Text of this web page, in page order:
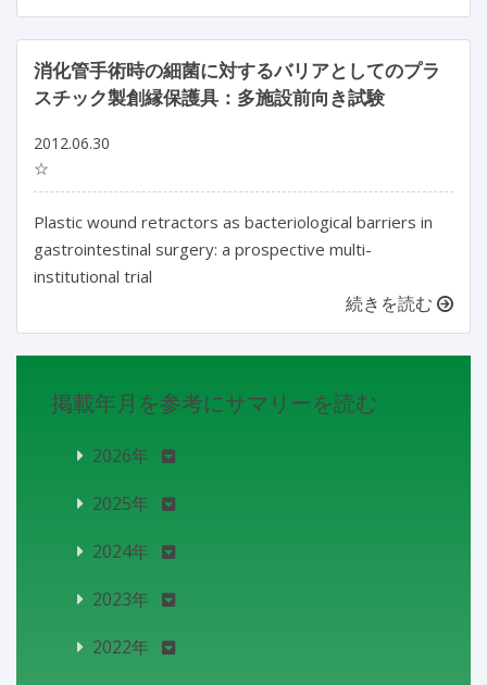
消化管手術時の細菌に対するバリアとしてのプラ
スチック製創縁保護具：多施設前向き試験
2012.06.30
☆
Plastic wound retractors as bacteriological barriers in
gastrointestinal surgery: a prospective multi-
institutional trial
続きを読む
掲載年月を参考にサマリーを読む
2026年
2025年
2024年
2023年
2022年